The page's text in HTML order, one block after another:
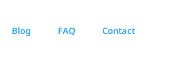
Blog FAQ Contact